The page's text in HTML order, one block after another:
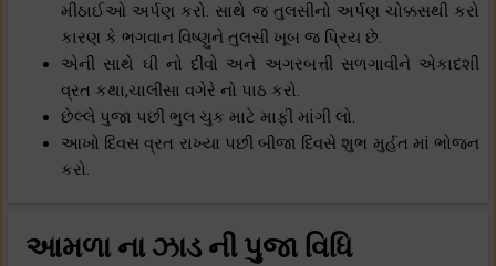
મીઠાઈઓ અર્પણ કરો. સાથે જ તુલસીનો અર્પણ ચોક્કસથી કરો
કારણ કે ભગવાન વિષ્ણુને તુલસી ખૂબ જ પ્રિય છે.
એની સાથે ઘી નો દીવો અને અગરબત્તી સળગાવીને એકાદશી
વ્રત કથા,ચાલીસા વગેરે નો પાઠ કરો.
છેલ્લે પુજા પછી ભુલ ચુક માટે માફી માંગી લો.
આખો દિવસ વ્રત રાખ્યા પછી બીજા દિવસે શુભ મુર્હત માં ભોજન
કરો.
આમળા ના ઝાડ ની પુજા વિધિ